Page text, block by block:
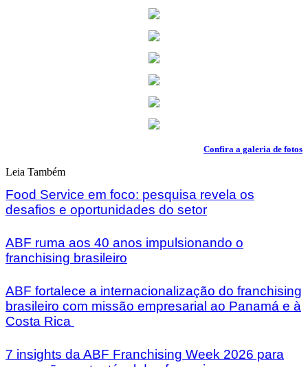
Confira a galeria de fotos
Leia Também
Food Service em foco: pesquisa revela os
desafios e oportunidades do setor
ABF ruma aos 40 anos impulsionando o
franchising brasileiro
ABF fortalece a internacionalização do franchising
brasileiro com missão empresarial ao Panamá e à
Costa Rica
7 insights da ABF Franchising Week 2026 para